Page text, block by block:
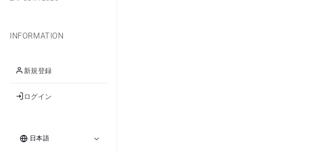
INFORMATION
新規登録
ログイン
語
日本語